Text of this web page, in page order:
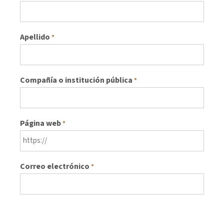
Apellido *
Compañía o institución pública *
Página web*
Correo electrónico *